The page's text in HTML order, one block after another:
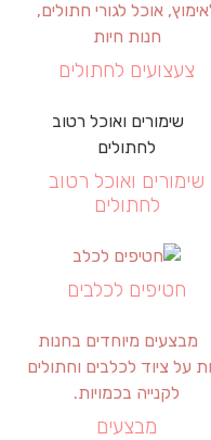
צעצועים לחתולים
שימורים ואוכל רטוב
לחתולים
חטיפים לכלבים
מבצעים